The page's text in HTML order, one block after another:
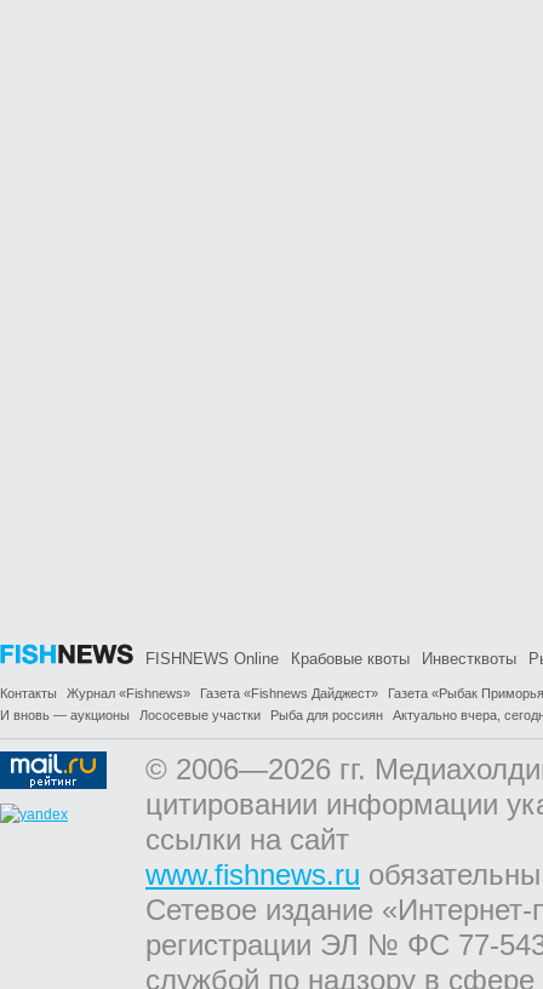
FISHNEWS Online Крабовые квоты Инвестквоты
Контакты Журнал «Fishnews» Газета «Fishnews Дайджест»
Газета «Рыбак
И вновь — аукционы
Лососевые участки Рыба для россиян Актуально вчера,
© 2006—2026 гг.
цитировании информации
ссылки на сайт
www.fishnews.ru
Сетевое издание
регистрации ЭЛ № ФС 77-
службой по надзору в